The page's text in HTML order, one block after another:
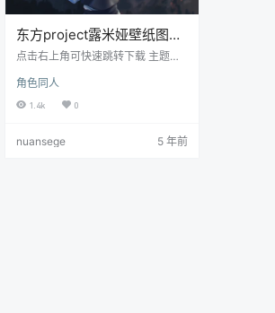
东方project露米娅壁纸图包
原画插画素材P站同人图合集
点击右上角可快速跳转下载 主题：
原画插画壁纸图片素材美术资料 格
式：JPG/PNG 数量：724张/662M
站原上传者最高画质收集 预览：
角色同人
1.4k 0
nuansege 5 年前